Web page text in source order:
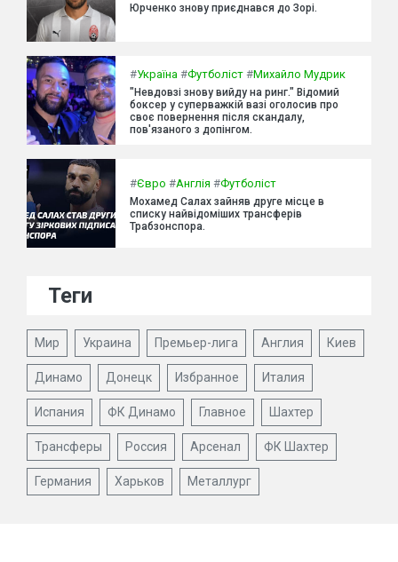
Юрченко знову приєднався до Зорі.
#Україна #Футболіст #Михайло Мудрик
"Невдовзі знову вийду на ринг." Відомий
боксер у суперважкій вазі оголосив про
своє повернення після скандалу,
пов'язаного з допінгом.
#Євро #Англія #Футболіст
Мохамед Салах зайняв друге місце в
списку найвідоміших трансферів
Трабзонспора.
Теги
Мир Украина Премьер-лига Англия Киев
Динамо Донецк Избранное Италия
Испания ФК Динамо Главное Шахтер
Трансферы Россия Арсенал ФК Шахтер
Германия Харьков Металлург